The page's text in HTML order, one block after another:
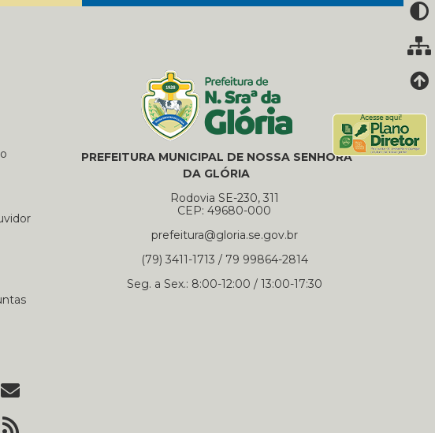
PREFEITURA MUNICIPAL DE NOSSA SENHORA
DA GLÓRIA
Rodovia SE-230, 311
CEP: 49680-000
prefeitura@gloria.se.gov.br
(79) 3411-1713 / 79 99864-2814
Seg. a Sex.: 8:00-12:00 / 13:00-17:30